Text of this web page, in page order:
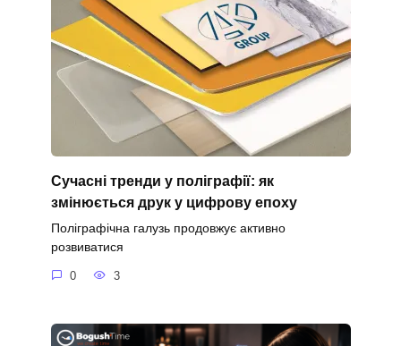
Сучасні тренди у поліграфії: як
змінюється друк у цифрову епоху
Поліграфічна галузь продовжує активно
розвиватися
0 3